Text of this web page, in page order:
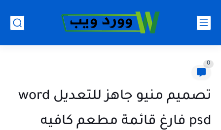
0
تصميم منيو جاهز للتعديل word
psd فارغ قائمة مطعم كافيه